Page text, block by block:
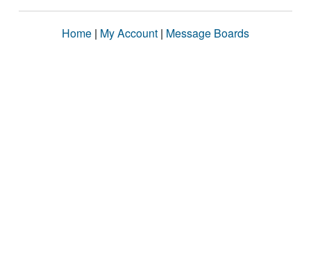
Home | My Account | Message Boards